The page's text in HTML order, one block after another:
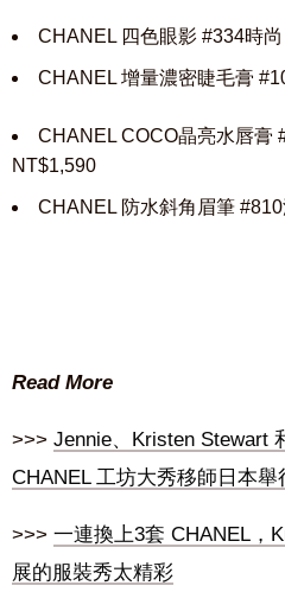
CHANEL 四色眼影 #334時
CHANEL 增量濃密睫毛膏
CHANEL COCO晶亮水唇膏
NT$1,590
CHANEL 防水斜角眉筆
Read More
>>> Jennie、Kristen Stewart
CHANEL 工坊大秀移師日本舉
>>> 一連換上3套 CHANEL，
展的服裝秀太精彩